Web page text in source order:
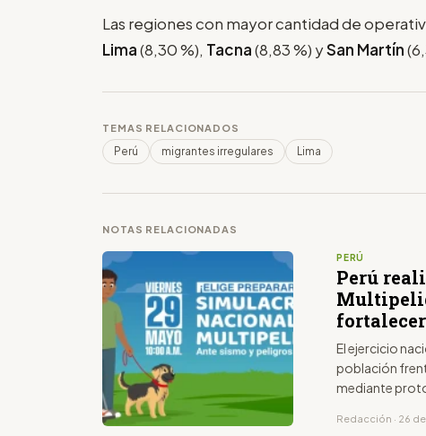
Las regiones con mayor cantidad de
Lima(8,30 %), Tacna(8,83 %) ySan Martín
TEMAS RELACIONADOS
Perú migrantes irregulares Lima
NOTAS RELACIONADAS
PERÚ
Perú
El ejercicio
población
mediante
Redacción · 26